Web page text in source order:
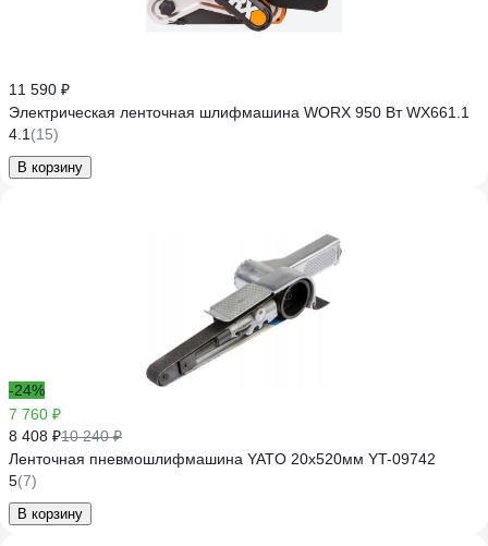
11 590 ₽
Электрическая ленточная шлифмашина WORX 950 Вт WX661.1
4.1 (15)
В корзину
-24%
7 760 ₽
8 408 ₽10 240 ₽
Ленточная пневмошлифмашина YATO 20x520мм YT-09742
5(7)
В корзину